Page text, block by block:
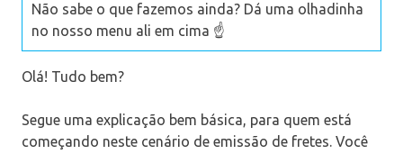
Não sabe o que fazemos ainda? Dá uma olhadinha
no nosso menu ali em cima ☝️
Olá! Tudo bem?
Segue uma explicação bem básica, para quem está
começando neste cenário de emissão de fretes. Você